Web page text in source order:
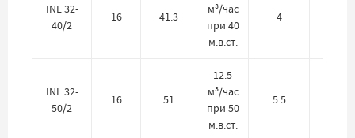
INL 32-
40/2
16 41.3
м³/час
при 40
м.в.ст.
4
INL 32-
50/2
16 51
12.5
м³/час
при 50
м.в.ст.
5.5